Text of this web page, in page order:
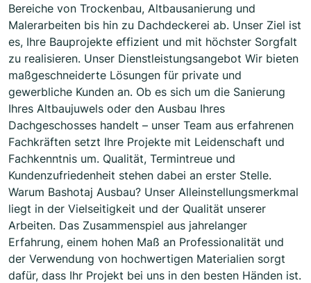
Bereiche von Trockenbau, Altbausanierung und
Malerarbeiten bis hin zu Dachdeckerei ab. Unser Ziel ist
es, Ihre Bauprojekte effizient und mit höchster Sorgfalt
zu realisieren. Unser Dienstleistungsangebot Wir bieten
maßgeschneiderte Lösungen für private und
gewerbliche Kunden an. Ob es sich um die Sanierung
Ihres Altbaujuwels oder den Ausbau Ihres
Dachgeschosses handelt – unser Team aus erfahrenen
Fachkräften setzt Ihre Projekte mit Leidenschaft und
Fachkenntnis um. Qualität, Termintreue und
Kundenzufriedenheit stehen dabei an erster Stelle.
Warum Bashotaj Ausbau? Unser Alleinstellungsmerkmal
liegt in der Vielseitigkeit und der Qualität unserer
Arbeiten. Das Zusammenspiel aus jahrelanger
Erfahrung, einem hohen Maß an Professionalität und
der Verwendung von hochwertigen Materialien sorgt
dafür, dass Ihr Projekt bei uns in den besten Händen ist.